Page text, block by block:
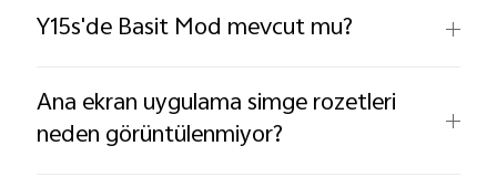
Y15s'de Basit Mod mevcut mu?
Ana ekran uygulama simge rozetleri
neden görüntülenmiyor?